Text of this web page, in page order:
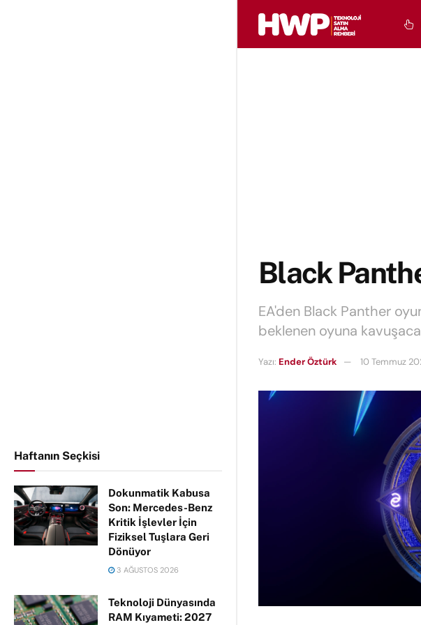
Haftanın Seçkisi
Dokunmatik Kabusa
Son: Mercedes-Benz
Kritik İşlevler İçin
Fiziksel Tuşlara Geri
Dönüyor
3 AĞUSTOS 2026
Teknoloji Dünyasında
RAM Kıyameti: 2027
Black
EA'den Black Panther
beklenen oyuna
Yazı: Ender Öztürk 10 Temmuz